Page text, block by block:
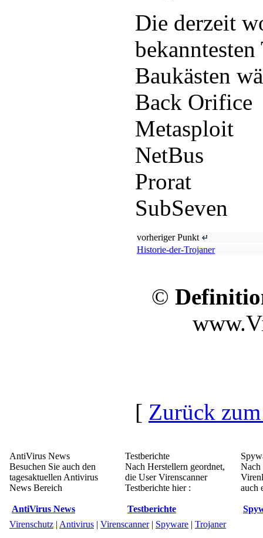
Die derzeit
Baukästen
Back Orifice
Metasploit
NetBus
Prorat
SubSeven
vorheriger Punkt
Historie-der-Trojaner
©
[ Zurück
AntiVirus News
Besuchen Sie auch den
tagesaktuellen Antivirus
News Bereich
AntiVirus News
Testberichte
Nach Herstellern geordnet,
die User Virenscanner
Testberichte hier :
Testberichte
Nach
auch
Virenschutz | Antivirus | Virenscanner| Spyware | Trojaner